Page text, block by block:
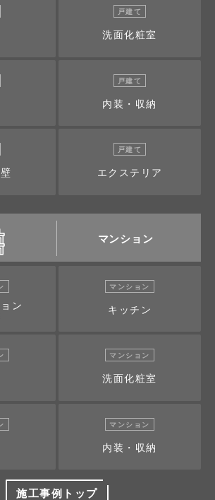
戸建て
洗面化粧室
戸建て
内装・収納
戸建て
エクステリア
マンション
ン
マンション
キッチン
マンション
洗面化粧室
マンション
内装・収納
施工事例トップ